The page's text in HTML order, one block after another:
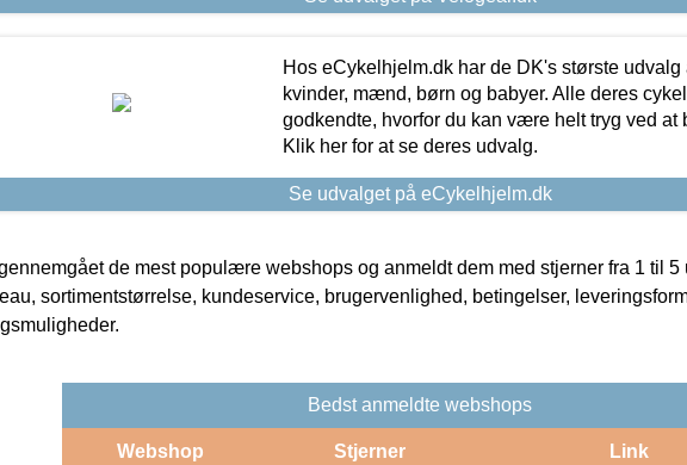
Hos eCykelhjelm.dk har de DK's største udvalg
kvinder, mænd, børn og babyer. Alle deres
godkendte, hvorfor du kan være helt tryg ved at
Klik her for at se deres udvalg.
Se udvalget på eCykelhjelm.dk
de mest populære webshops og anmeldt dem med stjerner fra 1 til 5
sortimentstørrelse, kundeservice, brugervenlighed, betingelser,
Bedst anmeldte webshops
Webshop Stjerner Link